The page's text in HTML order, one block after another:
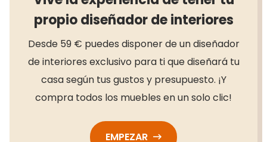
propio diseñador de interiores
Desde 59 € puedes disponer de un diseñador
de interiores exclusivo para ti que diseñará tu
casa según tus gustos y presupuesto. ¡Y
compra todos los muebles en un solo clic!
EMPEZAR